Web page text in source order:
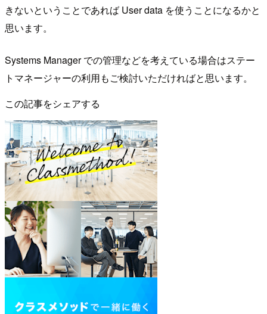
きないということであれば User data を使うことになるかと
思います。
Systems Manager での管理などを考えている場合はステー
トマネージャーの利用もご検討いただければと思います。
この記事をシェアする